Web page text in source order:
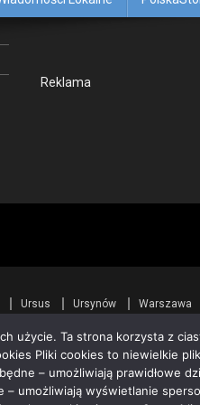
Rekla­ma
Ursus Ursynów Warszawa
użycie. Ta strona korzysta z
Pliki cookies to niewielkie
– umożliwiają prawidłowe
umożliwiają wyświetlanie